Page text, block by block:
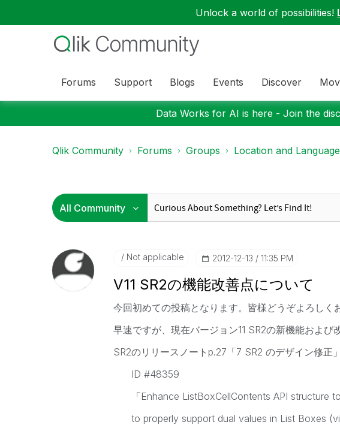
Unlock a world of possibilities!
Forums Support Blogs Events Discover
Data Works for AI is here - Join the
Qlik Community Forums Groups Location and Language
Not applicable ‎2012-12-13 11:35 PM
V11 SR2の機能改善点について
今回初めての投稿となります。皆様どうぞよろしく
早速ですが、現在バージョン11 SR2の新機能および
SR2のリリースノートp.27「7 SR2 のデザイン修正
ID #48359
「Enhance ListBoxCellContents API structure
to properly support dual values in List Boxes